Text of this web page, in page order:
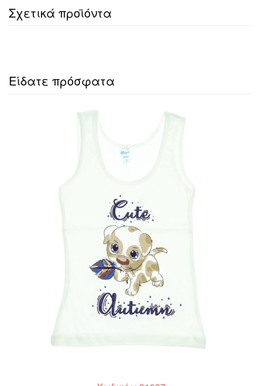
Σχετικά προϊόντα
Είδατε πρόσφατα